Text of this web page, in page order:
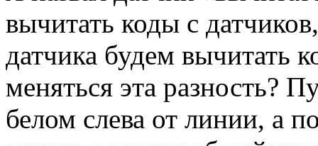
вычитать коды с
датчика будем вычитать
меняться эта разность?
белом слева от линии, а